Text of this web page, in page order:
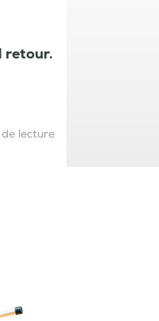
retour.
lecture